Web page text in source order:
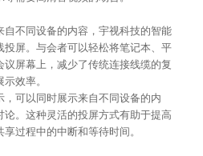
自不同设备的内容，宇视科技的智能
投屏。与会者可以轻松将笔记本、平
屏幕上，减少了传统连接线缆的复
效率。
可以同时展示来自不同设备的内
。这种灵活的投屏方式有助于提高
过程中的中断和等待时间。